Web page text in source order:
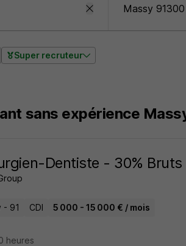
Super recruteur
sans expérience
Dentiste - 30%
- 91 CDI 5 000 - 15 000 € / mois
heures